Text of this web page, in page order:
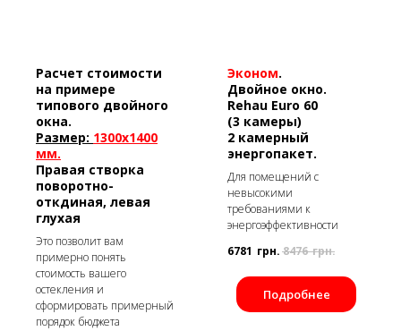
Расчет стоимости
на примере
типового двойного
окна.
Размер: 1300х1400
мм.
Правая створка
поворотно-
откдиная, левая
глухая
Это позволит вам
примерно понять
стоимость вашего
остекления и
сформировать примерный
порядок бюджета
Эконом.
Двойное окно.
Rehau Euro 60
(3 камеры)
2 камерный
энергопакет.
Для помещений с
невысокими
требованиями к
энергоэффективности
6781 грн. 8476 грн.
Подробнее